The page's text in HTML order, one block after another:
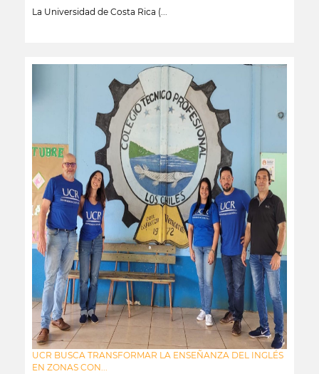
La Universidad de Costa Rica (...
UCR BUSCA TRANSFORMAR LA ENSEÑANZA DEL INGLÉS
EN ZONAS CON...